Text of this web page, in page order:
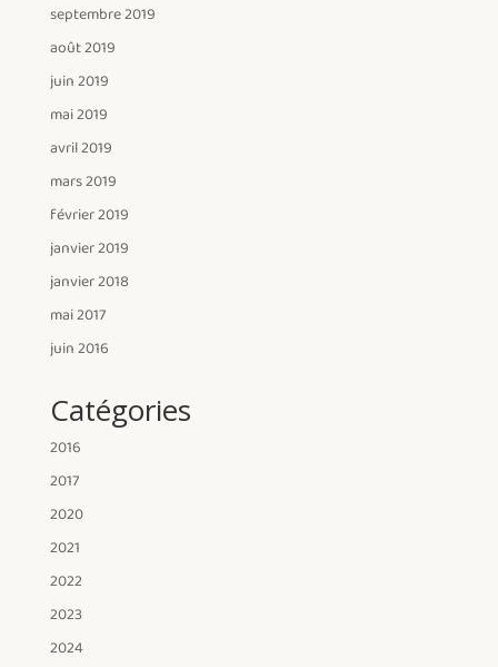
septembre 2019
août 2019
juin 2019
mai 2019
avril 2019
mars 2019
février 2019
janvier 2019
janvier 2018
mai 2017
juin 2016
Catégories
2016
2017
2020
2021
2022
2023
2024